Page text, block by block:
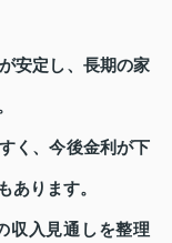
安定し、長期の家
く、今後金利が下
あります。
収入見通しを整理